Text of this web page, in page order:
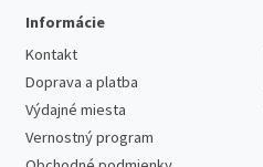
Informácie
Kontakt
Doprava a platba
Výdajné miesta
Vernostný program